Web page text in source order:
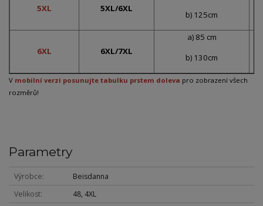
5XL 5XL/6XL
b) 125cm
6XL 6XL/7XL
a) 85 cm
b) 130cm
V mobilní verzi posunujte tabulku prstem doleva pro zobrazení všech
rozměrů!
Parametry
Výrobce
Beisdanna
Velikost
48, 4XL